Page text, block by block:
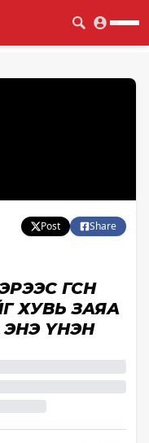
Post
Share
ӨГСӨН
ХУВЬ ЗАЯА
ҮНЭН